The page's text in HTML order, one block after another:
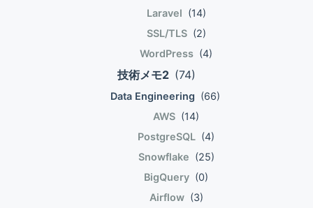
題に上がる。パーセプトロンの確率的勾配降下法に
おいてはトレーニングデータφのcにより調整する。
$$ begin{eqnarray} phi &=& left ( begin{array}{c}
の繰り返しで±cの範囲で増減する。cを大きくする
とw0の増減範囲が大きくなり収束速度が速くな
る。ではこのパラメータcはどのように決めるのか..
はまた別のエントリで..。 $$ begin{eqnarray} w\'
= w + t_n phi_n end{eqnarray} $$ 分類アルゴリズ
加関数が最大になる条件は微分した値が0になるこ
れぞれの変数で偏微分した値が0になること。つま
り、 $$ begin{eqnarray} frac{partial (ln{P})}
{partial w_m} &=& 0 \\ frac{partial (ln{P})}{partial
beta} &=& 0 end{eqnarray} $$ まず、wの偏微分。
begin{eqnarray} frac{partial E_D}{partial w_m} =
0 \\ end{eqnarray} $$ パラメトリックモデルに確率
密度関数の誤差を含まない最小二乗法における二乗
誤差を最小にする条件と同じとなる。つまり、トレ
ーニングデータ{xn}n=0N},{t1,...,tN}から求まる。
数 Petal.Widthが1.75以上のものは 説明変数
Speciesがversicolorのものが1個 説明変数 Species
がvirginicaのものが45個 従属変数 Petal.Length と
Petal.Width がわかれば、この木を辿ることで 説明
変数 Species が何になるか予測できる。決定木のエ
ントリというよりRの使い方みたいなエントリにな
ってしまったな。
トルA=Akek=Akek。 それぞれに添字を上下反転さ
せた基底ei,eiとの内積を取る。 ei・A=Akek・
ei=Ak(ei・ek) ei・A=Akek・ei=Ak(ei・ek) 共変基
底、反変基底の積 ei・ek=gikとする。 ei・A=Akgik
ei・A=Akgik A=Aiei=Aieiであるから、 ei・
を相互変換する変換係数gij(=αij)の意味 ベクトルrの
長さが微小に変化したとする。その微小変化をベク
c=0.14050611、d=-0.403573178。係数の符号が
正の場合、説明変数と目的変数に正の相関があるこ
とがわかる。係数の符号が負の場合は負の相関。絶
片-0.4035731780.281209521-
1.4351334080.201255935 Seg.1-
0.1335960920.110652276-
1.2073506010.27272798
下限 95%上限 95%下限 95.0%上限 95.0% 切
片-1.0916680890.284521732-
Laravel (14)
SSL/TLS (2)
WordPress (4)
技術メモ2 (74)
Data Engineering (66)
AWS (14)
PostgreSQL (4)
Snowflake (25)
BigQuery (0)
Airflow (3)